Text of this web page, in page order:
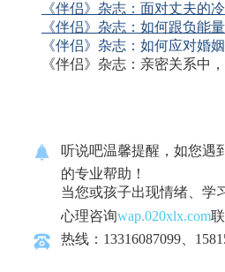
《伴侣》杂志：面对丈夫的
《伴侣》杂志：如何跟负能
《伴侣》杂志：如何应对婚
《伴侣》杂志：亲密关系中
听说吧温馨提醒，如您遇
的专业帮助！
当您或孩子出现情绪、学
心理咨询wap.020xlx.com
热线：13316087099、